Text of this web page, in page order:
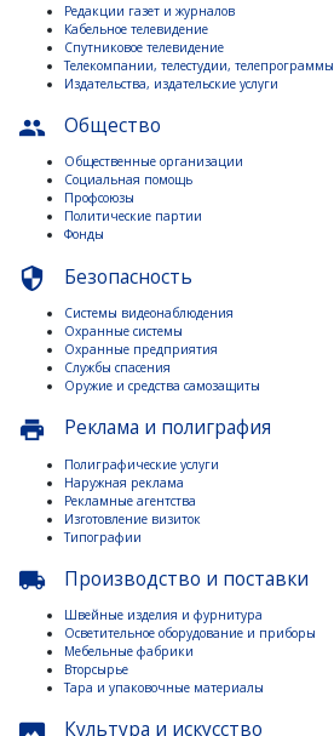
Редакции газет и журналов
Кабельное телевидение
Спутниковое телевидение
Телекомпании, телестудии, телепрограммы
Издательства, издательские услуги
people Общество
Общественные организации
Социальная помощь
Профсоюзы
Политические партии
Фонды
security Безопасность
Системы видеонаблюдения
Охранные системы
Охранные предприятия
Службы спасения
Оружие и средства самозащиты
print Реклама и полиграфия
Полиграфические услуги
Наружная реклама
Рекламные агентства
Изготовление визиток
Типографии
local_shipping Производство и поставки
Швейные изделия и фурнитура
Осветительное оборудование и приборы
Мебельные фабрики
Вторсырье
Тара и упаковочные материалы
Культура и искусство